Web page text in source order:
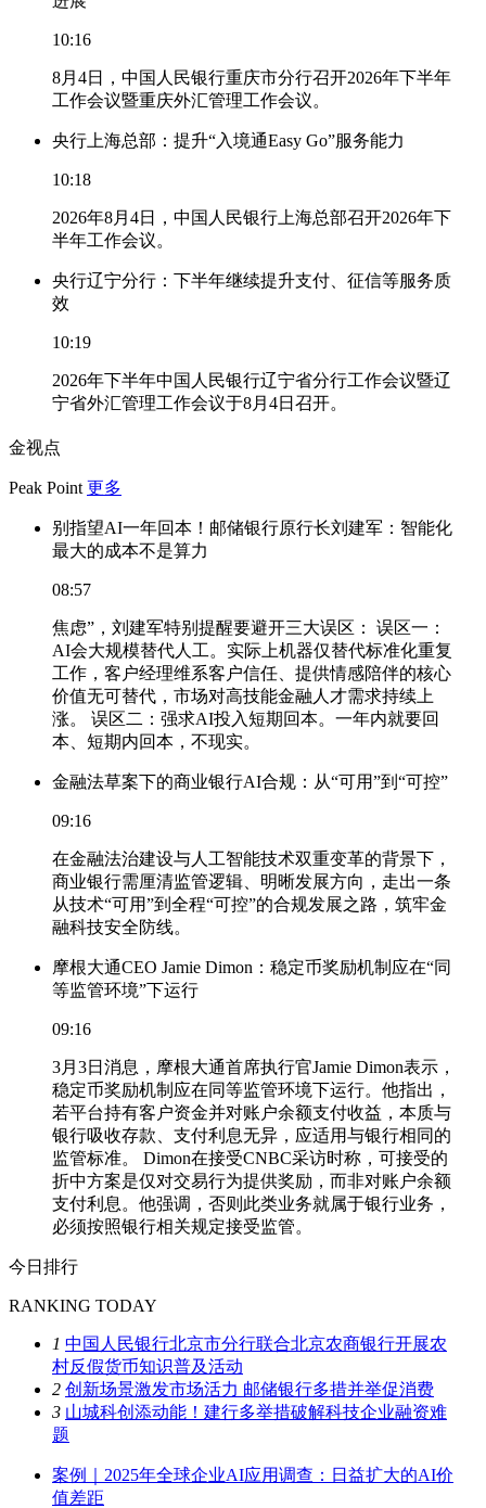
10:16
8月4日，中国人民银行重庆市分行召开2026年下半年
工作会议暨重庆外汇管理工作会议。
央行上海总部：提升“入境通Easy Go”服务能力
10:18
2026年8月4日，中国人民银行上海总部召开2026年下
半年工作会议。
央行辽宁分行：下半年继续提升支付、征信等服务质
效
10:19
2026年下半年中国人民银行辽宁省分行工作会议暨辽
宁省外汇管理工作会议于8月4日召开。
金视点
Peak Point 更多
别指望AI一年回本！邮储银行原行长刘建军：智能化
最大的成本不是算力
08:57
焦虑”，刘建军特别提醒要避开三大误区： 误区一：
AI会大规模替代人工。实际上机器仅替代标准化重复
工作，客户经理维系客户信任、提供情感陪伴的核心
价值无可替代，市场对高技能金融人才需求持续上
涨。 误区二：强求AI投入短期回本。一年内就要回
本、短期内回本，不现实。
金融法草案下的商业银行AI合规：从“可用”到“可控”
09:16
在金融法治建设与人工智能技术双重变革的背景下，
商业银行需厘清监管逻辑、明晰发展方向，走出一条
从技术“可用”到全程“可控”的合规发展之路，筑牢金
融科技安全防线。
摩根大通CEO Jamie Dimon：稳定币奖励机制应在“同
等监管环境”下运行
09:16
3月3日消息，摩根大通首席执行官Jamie Dimon表示，
稳定币奖励机制应在同等监管环境下运行。他指出，
若平台持有客户资金并对账户余额支付收益，本质与
银行吸收存款、支付利息无异，应适用与银行相同的
监管标准。 Dimon在接受CNBC采访时称，可接受的
折中方案是仅对交易行为提供奖励，而非对账户余额
支付利息。他强调，否则此类业务就属于银行业务，
必须按照银行相关规定接受监管。
今日排行
RANKING TODAY
1 中国人民银行北京市分行联合北京农商银行开展农
村反假货币知识普及活动
2 创新场景激发市场活力 邮储银行多措并举促消费
3 山城科创添动能！建行多举措破解科技企业融资难
题
案例｜2025年全球企业AI应用调查：日益扩大的AI价
值差距